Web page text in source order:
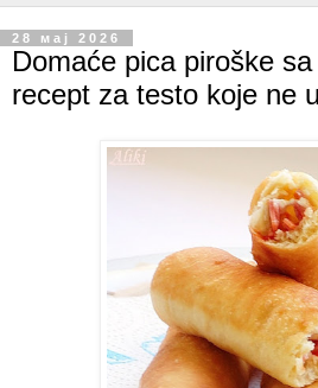
28 мај 2026
Domaće pica piroške
recept za testo koje ne